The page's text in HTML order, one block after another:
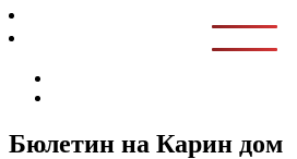
Бюлетин на Карин дом